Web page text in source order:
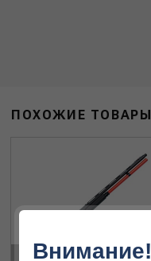
ПОХОЖИЕ ТОВАРЫ
Внимание!